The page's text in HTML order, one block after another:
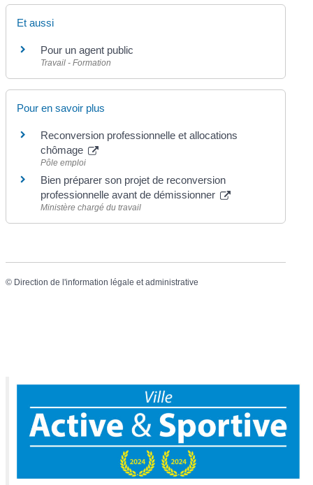
Et aussi
Pour un agent public
Travail - Formation
Pour en savoir plus
Reconversion professionnelle et allocations
chômage
Pôle emploi
Bien préparer son projet de reconversion
professionnelle avant de démissionner
Ministère chargé du travail
© Direction de l'information légale et administrative